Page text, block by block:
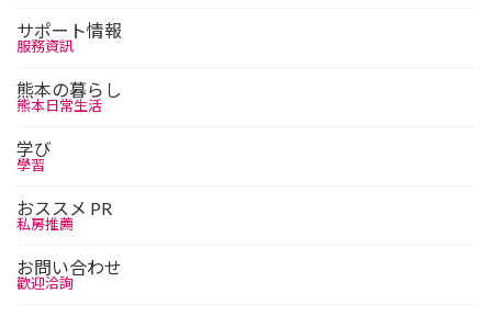
サポート情報
服務資訊
熊本の暮らし
熊本日常生活
学び
學習
おススメ PR
私房推薦
お問い合わせ
歡迎洽詢